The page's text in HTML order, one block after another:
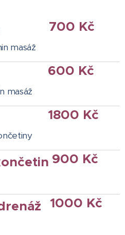
masáž
700 Kč
masáž
600 Kč
1800 Kč
900 Kč
1000 Kč